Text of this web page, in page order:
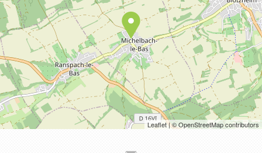
Leaflet| © OpenStreetMap contributors